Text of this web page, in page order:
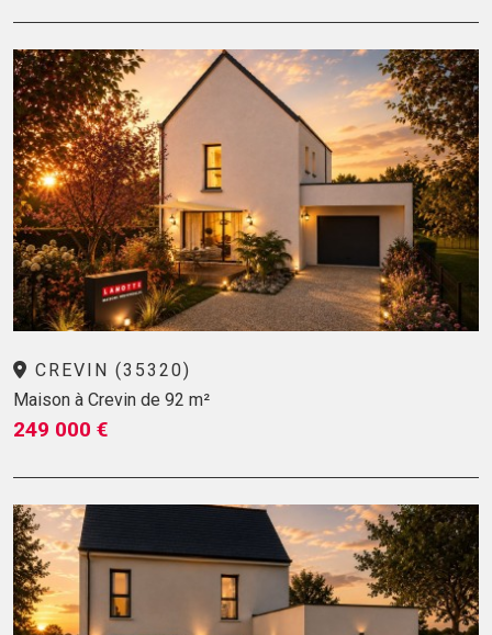
CREVIN (35320)
Maison à Crevin de 92 m²
249 000 €